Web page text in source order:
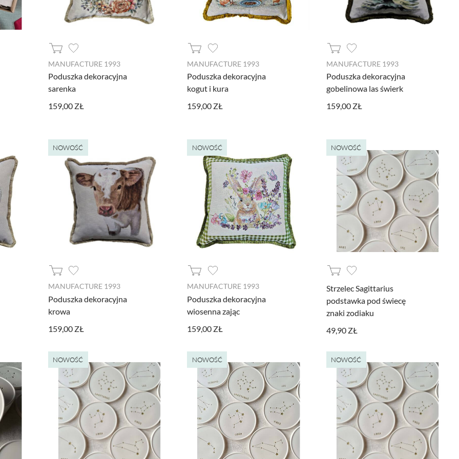
MANUFACTURE 1993
Poduszka dekoracyjna
sarenka
159,00 ZŁ
MANUFACTURE 1993
Poduszka dekoracyjna
kogut i kura
159,00 ZŁ
MANUFACTURE 1993
Poduszka dekoracyjna
gobelinowa las świerk
159,00 ZŁ
NOWOŚĆ
MANUFACTURE 1993
Poduszka dekoracyjna
krowa
159,00 ZŁ
NOWOŚĆ
MANUFACTURE 1993
Poduszka dekoracyjna
wiosenna zając
159,00 ZŁ
NOWOŚĆ
Strzelec Sagittarius
podstawka pod świecę
znaki zodiaku
49,90 ZŁ
NOWOŚĆ NOWOŚĆ NOWOŚĆ
do prawidłowego działania witryny. Te pliki cookie zapewniają anonimowe działanie podstawowych funkcji i zabezpieczeń
pozwalającego na gromadzenie, przeglądanie i analizę statystyk związanych z aktywnością użytkowników na naszej stronie.
na temat Twojej aktywności na naszej stronie, które mogą być przez Google wykorzystywane przy budowaniu Twojego
Analytics mogą być wykorzystywane w ustawieniach kampanii reklamowych prowadzonych z wykorzystaniem Google
Facebooka. To kod, który zbiera informacje na temat Twojego korzystania ze strony, pozwalając na podstawie zebranych w ten
reklamę w ramach narzędzi reklamowych Facebooka. W ramach tego narzędzia nie są gromadzone jakiekolwiek
Jeżeli wyłączysz Pixel Facebooka, nie będziemy w stanie kierować do Ciebie reklam dopasowanych do Twojej